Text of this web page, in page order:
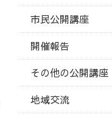
市民公開講座
開催報告
その他の公開講座
地域交流